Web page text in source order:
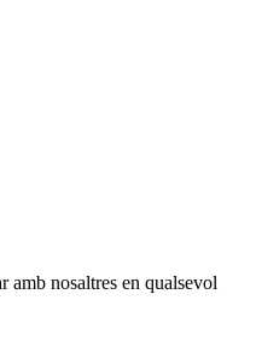
amb nosaltres en qualsevol